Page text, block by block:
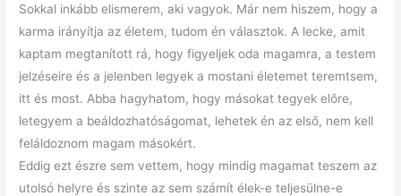
Sokkal inkább elismerem, aki vagyok. Már nem hiszem, hogy a
karma irányítja az életem, tudom én választok. A lecke, amit
kaptam megtanított rá, hogy figyeljek oda magamra, a testem
jelzéseire és a jelenben legyek a mostani életemet teremtsem,
itt és most. Abba hagyhatom, hogy másokat tegyek előre,
letegyem a beáldozhatóságomat, lehetek én az első, nem kell
feláldoznom magam másokért.
Eddig ezt észre sem vettem, hogy mindig magamat teszem az
utolsó helyre és szinte az sem számít élek-e teljesülne-e